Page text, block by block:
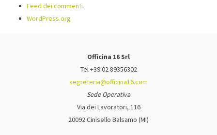
Feed dei commenti
WordPress.org
Officina 16 Srl
Tel +39 02 89356302
segreteria@officina16.com
Sede Operativa
Via dei Lavoratori, 116
20092 Cinisello Balsamo (MI)